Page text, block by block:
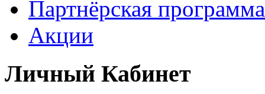
Партнёрская программа
Акции
Личный Кабинет